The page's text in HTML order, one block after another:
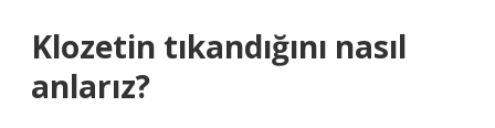
Klozetin tıkandığını nasıl
anlarız?